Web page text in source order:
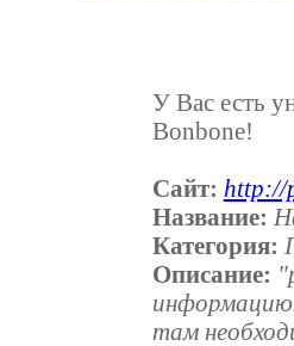
У Вас есть
Bonbone!
Сайт: http://
Название:
Категория:
Описание:
там